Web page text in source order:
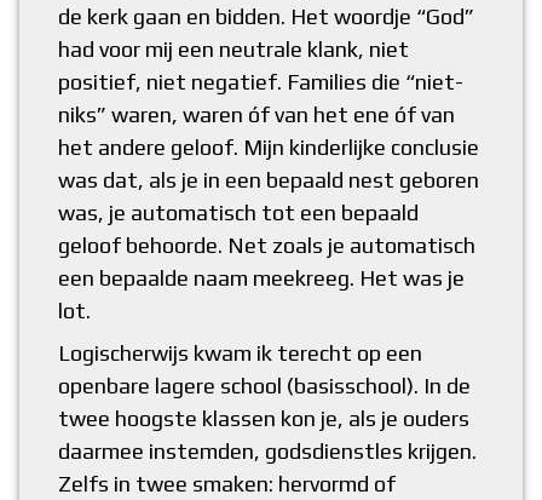
de kerk gaan en bidden. Het woordje “God”
had voor mij een neutrale klank, niet
positief, niet negatief. Families die “niet-
niks” waren, waren óf van het ene óf van
het andere geloof. Mijn kinderlijke conclusie
was dat, als je in een bepaald nest geboren
was, je automatisch tot een bepaald
geloof behoorde. Net zoals je automatisch
een bepaalde naam meekreeg. Het was je
lot.
Logischerwijs kwam ik terecht op een
openbare lagere school (basisschool). In de
twee hoogste klassen kon je, als je ouders
daarmee instemden, godsdienstles krijgen.
Zelfs in twee smaken: hervormd of